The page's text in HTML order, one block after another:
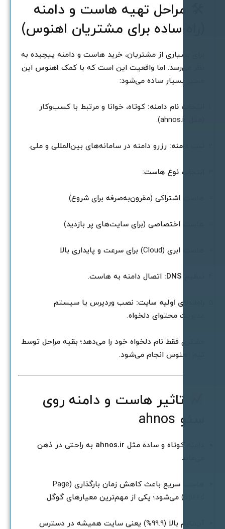
🛠 مراحل تهیه هاست و دامنه
(راه ساده برای مشتریان اهنوس)
برای بسیاری از مشتریان، خرید هاست و دامنه پیچیده به
نظر می‌رسد. اما واقعیت این است که با کمک اهنوساین
مسیر بسیار ساده می‌شود:
انتخاب نام دامنه: کوتاه، خوانا و مرتبط با کسب‌وکار
رزرو دامنه در سامانه‌های بین‌المللی و ملی.
انتخاب نوع هاست:
هاست اشتراکی (مقرون‌به‌صرفه برای شروع)
هاست اختصاصی (برای سایت‌های پر بازدید)
اتصال دامنه به هاست.
راه‌اندازی اولیه سایت: نصب وردپرس یا سیستم
مدیریت محتوای دلخواه.
مشتری فقط نام دلخواه خود را می‌دهد؛ بقیه مراحل توسط
تیم اهنوس انجام می‌شود.
تاثیر هاست و دامنه روی
دامنه کوتاه و ساده مثلahnos.irبه راحتی در ذهن
هاست سریع باعث کاهش زمان بارگذاری (Page
آپ‌تایم بالا (99.9%) یعنی سایت همیشه در دسترس